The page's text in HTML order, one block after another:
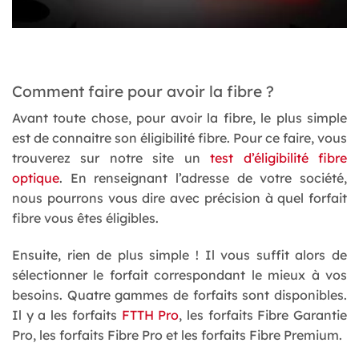
Comment faire pour avoir la fibre ?
Avant toute chose, pour avoir la fibre, le plus simple
est de connaitre son éligibilité fibre. Pour ce faire, vous
trouverez sur notre site untest d’éligibilité fibre
optique. En renseignant l’adresse de votre société,
nous pourrons vous dire avec précision à quel forfait
fibre vous êtes éligibles.
Ensuite, rien de plus simple ! Il vous suffit alors de
sélectionner le forfait correspondant le mieux à vos
besoins. Quatre gammes de forfaits sont disponibles.
Il y a les forfaits FTTH Pro, les forfaits Fibre Garantie
Pro, les forfaits Fibre Pro et les forfaits Fibre Premium.